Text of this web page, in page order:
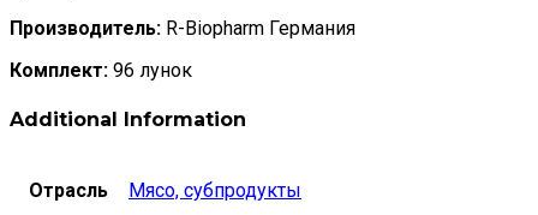
Производитель: R-Biopharm Германия
Комплект: 96 лунок
Additional Information
Отрасль Мясо, субпродукты